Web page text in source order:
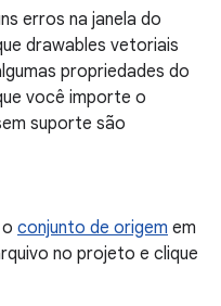
erros na janela do
drawables vetoriais
propriedades do
você importe o
suporte são
conjunto de origem em
no projeto e clique